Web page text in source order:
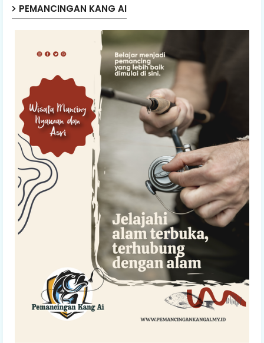
PEMANCINGAN KANG AI